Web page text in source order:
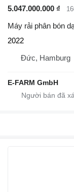
5.047.000.000 ₫
Máy rải phân bón
2022
Đức, Hamburg
E-FARM GmbH